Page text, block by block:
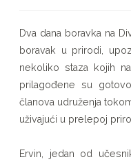
Divčibarama
Dva dana boravka na
boravak u prirodi,
nekoliko staza kojih
prilagođene su
članova udruženja
uživajući u prelepoj
Ervin, jedan od